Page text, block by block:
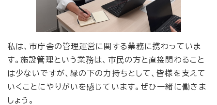
私は、市庁舎の管理運営に関する業務に携わっていま
す。施設管理という業務は、市民の方と直接関わること
は少ないですが、縁の下の力持ちとして、皆様を支えて
いくことにやりがいを感じています。ぜひ一緒に働きま
しょう。